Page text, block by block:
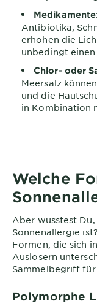
Medikamente
Antibiotika,
erhöhen die
unbedingt
Chlor- oder
Meersalz
und die
in Kombination
Welche
Aber wusstest
Sonnenallergie
Formen, die sich
Auslösern
Sammelbegriff
Polymorphe